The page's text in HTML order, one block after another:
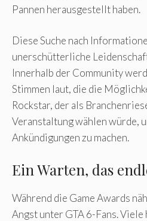
Pannen herausgestellt haben.
Diese Suche nach
unerschütterliche
Innerhalb der Community
Stimmen laut, die die
Rockstar, der als
Veranstaltung wählen würde,
Ankündigungen zu machen.
Ein Warten, das
Während die Game Awards
Angst unter GTA 6-Fans.